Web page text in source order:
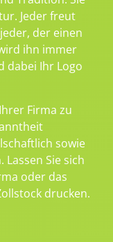
Jeder freut
der einen
ihn immer
dabei Ihr Logo
Firma zu
sowie
Sie sich
oder das
drucken.